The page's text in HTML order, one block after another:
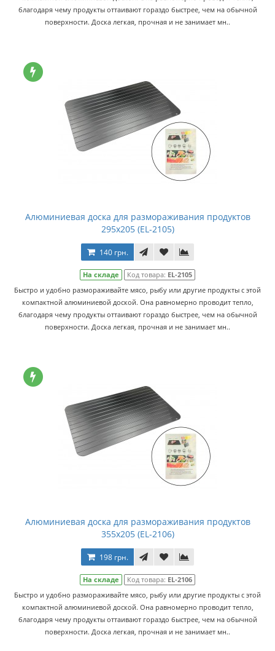
благодаря чему продукты оттаивают гораздо быстрее, чем на обычной
поверхности. Доска легкая, прочная и не занимает мн..
Алюминиевая доска для размораживания продуктов
295х205 (EL-2105)
140 грн.
На складе Код товара: EL-2105
Быстро и удобно размораживайте мясо, рыбу или другие продукты с этой
компактной алюминиевой доской. Она равномерно проводит тепло,
благодаря чему продукты оттаивают гораздо быстрее, чем на обычной
поверхности. Доска легкая, прочная и не занимает мн..
Алюминиевая доска для размораживания продуктов
355х205 (EL-2106)
198 грн.
На складе Код товара: EL-2106
Быстро и удобно размораживайте мясо, рыбу или другие продукты с этой
компактной алюминиевой доской. Она равномерно проводит тепло,
благодаря чему продукты оттаивают гораздо быстрее, чем на обычной
поверхности. Доска легкая, прочная и не занимает мн..